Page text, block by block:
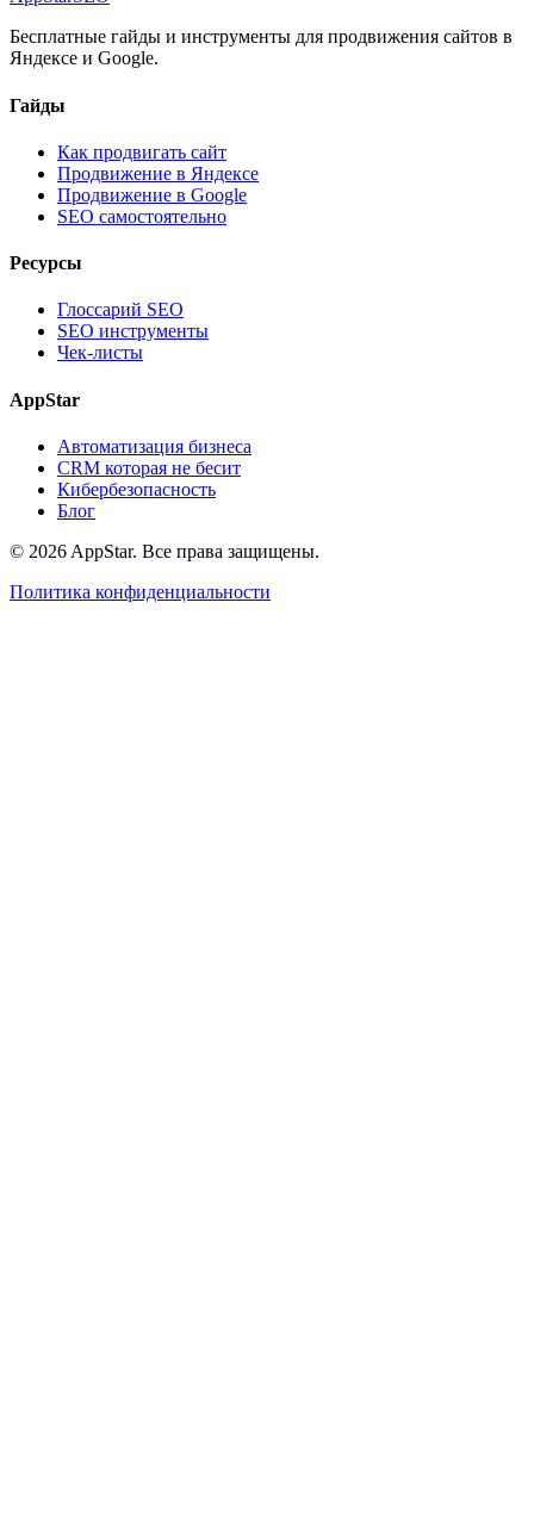
Бесплатные гайды и инструменты для продвижения сайтов в
Яндексе и Google.
Гайды
Как продвигать сайт
Продвижение в Яндексе
Продвижение в Google
SEO самостоятельно
Ресурсы
Глоссарий SEO
SEO инструменты
Чек-листы
AppStar
Автоматизация бизнеса
CRM которая не бесит
Кибербезопасность
Блог
© 2026 AppStar. Все права защищены.
Политика конфиденциальности